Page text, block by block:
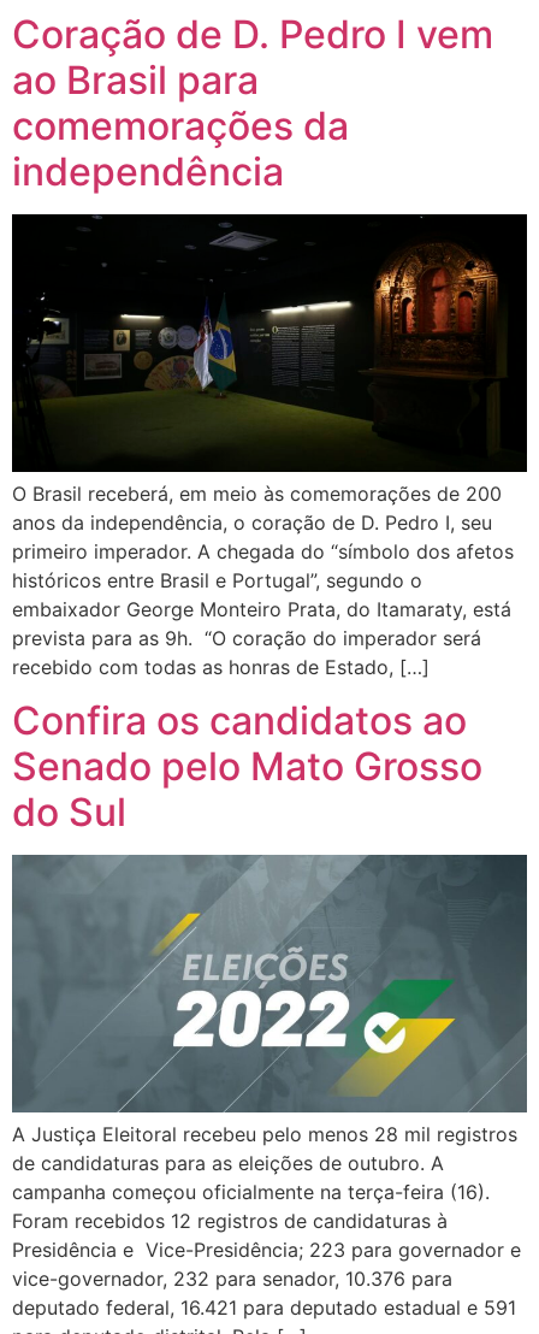
Coração de D. Pedro I vem
ao Brasil para
comemorações da
independência
O Brasil receberá, em meio às comemorações de 200
anos da independência, o coração de D. Pedro I, seu
primeiro imperador. A chegada do “símbolo dos afetos
históricos entre Brasil e Portugal”, segundo o
embaixador George Monteiro Prata, do Itamaraty, está
prevista para as 9h. “O coração do imperador será
recebido com todas as honras de Estado, […]
Confira os candidatos ao
Senado pelo Mato Grosso
do Sul
A Justiça Eleitoral recebeu pelo menos 28 mil registros
de candidaturas para as eleições de outubro. A
campanha começou oficialmente na terça-feira (16).
Foram recebidos 12 registros de candidaturas à
Presidência e Vice-Presidência; 223 para governador e
vice-governador, 232 para senador, 10.376 para
deputado federal, 16.421 para deputado estadual e 591